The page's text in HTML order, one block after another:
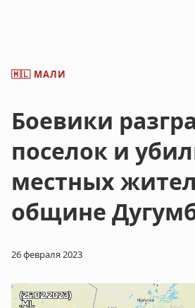
🇲🇱 МАЛИ
Боевики
поселок и
местных
общине
26 февраля 2023